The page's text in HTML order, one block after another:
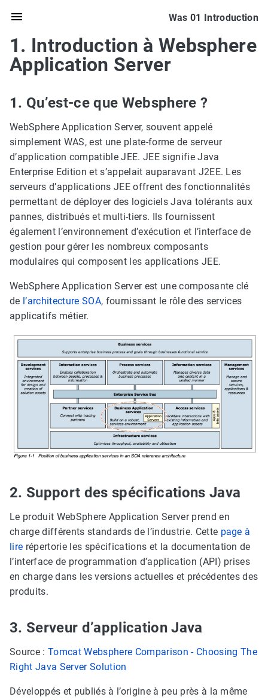
Was 01 Introduction
1. Introduction à Websphere
Application Server
1. Qu’est-ce que Websphere ?
WebSphere Application Server, souvent appelé
simplement WAS, est une plate-forme de serveur
d’application compatible JEE. JEE signifie Java
Enterprise Edition et s’appelait auparavant J2EE. Les
serveurs d’applications JEE offrent des fonctionnalités
permettant de déployer des logiciels Java tolérants aux
pannes, distribués et multi-tiers. Ils fournissent
également l’environnement d’exécution et l’interface de
gestion pour gérer les nombreux composants
modulaires qui composent les applications JEE.
WebSphere Application Server est une composante clé
de l’architecture SOA, fournissant le rôle des services
applicatifs métier.
2. Support des spécifications Java
Le produit WebSphere Application Server prend en
charge différents standards de l’industrie. Cette page à
lire répertorie les spécifications et la documentation de
l’interface de programmation d’application (API) prises
en charge dans les versions actuelles et précédentes des
produits.
3. Serveur d’application Java
Source : Tomcat Websphere Comparison - Choosing The
Right Java Server Solution
Développés et publiés à l’origine à peu près à la même